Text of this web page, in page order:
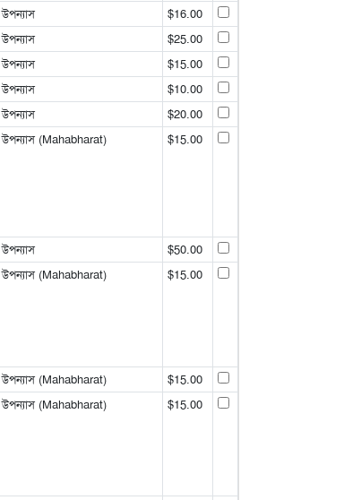
উপন্যাস
$16.00
উপন্যাস
$25.00
উপন্যাস
$15.00
উপন্যাস
$10.00
উপন্যাস
$20.00
উপন্যাস (Mahabharat) $15.00
উপন্যাস
$50.00
উপন্যাস (Mahabharat) $15.00
উপন্যাস (Mahabharat)
$15.00
উপন্যাস (Mahabharat) $15.00